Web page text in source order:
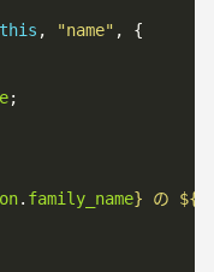
this , "name" , {
;
. family_name} の ${